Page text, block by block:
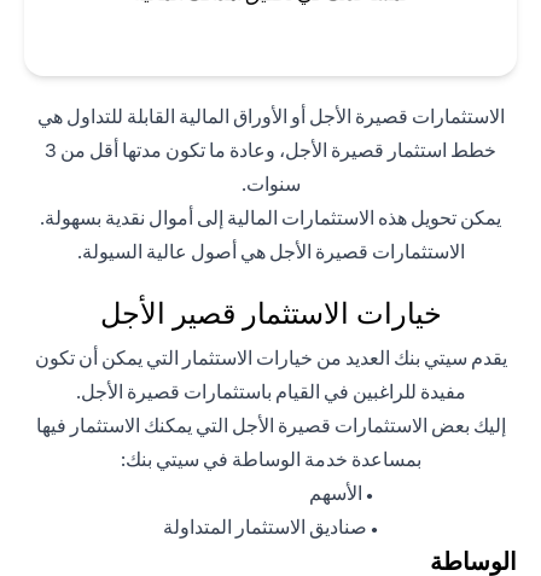
الاستثمارات قصيرة الأجل أو الأوراق المالية القابلة للتداول هي
خطط استثمار قصيرة الأجل، وعادة ما تكون مدتها أقل من 3
سنوات.
يمكن تحويل هذه الاستثمارات المالية إلى أموال نقدية بسهولة.
الاستثمارات قصيرة الأجل هي أصول عالية السيولة.
خيارات الاستثمار قصير الأجل
يقدم سيتي بنك العديد من خيارات الاستثمار التي يمكن أن تكون
مفيدة للراغبين في القيام باستثمارات قصيرة الأجل.
إليك بعض الاستثمارات قصيرة الأجل التي يمكنك الاستثمار فيها
بمساعدة خدمة الوساطة في سيتي بنك:
● الأسهم
● صناديق الاستثمار المتداولة
الوساطة